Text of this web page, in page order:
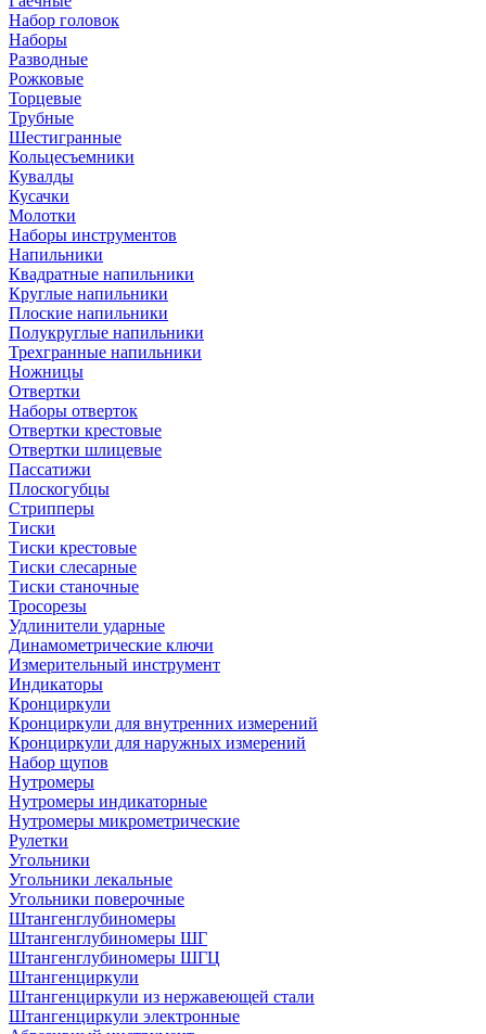
Набор головок
Наборы
Разводные
Рожковые
Торцевые
Трубные
Шестигранные
Кольцесъемники
Кувалды
Кусачки
Молотки
Наборы инструментов
Напильники
Квадратные напильники
Круглые напильники
Плоские напильники
Полукруглые напильники
Трехгранные напильники
Ножницы
Отвертки
Наборы отверток
Отвертки крестовые
Отвертки шлицевые
Пассатижи
Плоскогубцы
Стрипперы
Тиски
Тиски крестовые
Тиски слесарные
Тиски станочные
Тросорезы
Удлинители ударные
Динамометрические ключи
Измерительный инструмент
Индикаторы
Кронциркули
Кронциркули для внутренних измерений
Кронциркули для наружных измерений
Набор щупов
Нутромеры
Нутромеры индикаторные
Нутромеры микрометрические
Рулетки
Угольники
Угольники лекальные
Угольники поверочные
Штангенглубиномеры
Штангенглубиномеры ШГ
Штангенглубиномеры ШГЦ
Штангенциркули
Штангенциркули из нержавеющей стали
Штангенциркули электронные